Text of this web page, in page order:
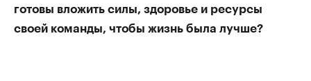
готовы вложить силы, здоровье и ресурсы
своей команды, чтобы жизнь была лучше?